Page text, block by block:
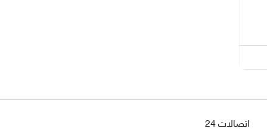
اتصالات 24